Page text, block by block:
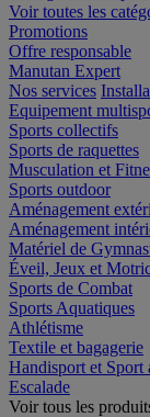
Voir toutes les
Promotions
Offre responsable
Manutan Expert
Nos services
Equipement
Sports collectifs
Sports de raquettes
Musculation et
Sports outdoor
Aménagement
Aménagement
Matériel de
Éveil, Jeux et
Sports de Combat
Sports Aquatiques
Athlétisme
Textile et bagagerie
Handisport et Sport
Escalade
Voir tous les